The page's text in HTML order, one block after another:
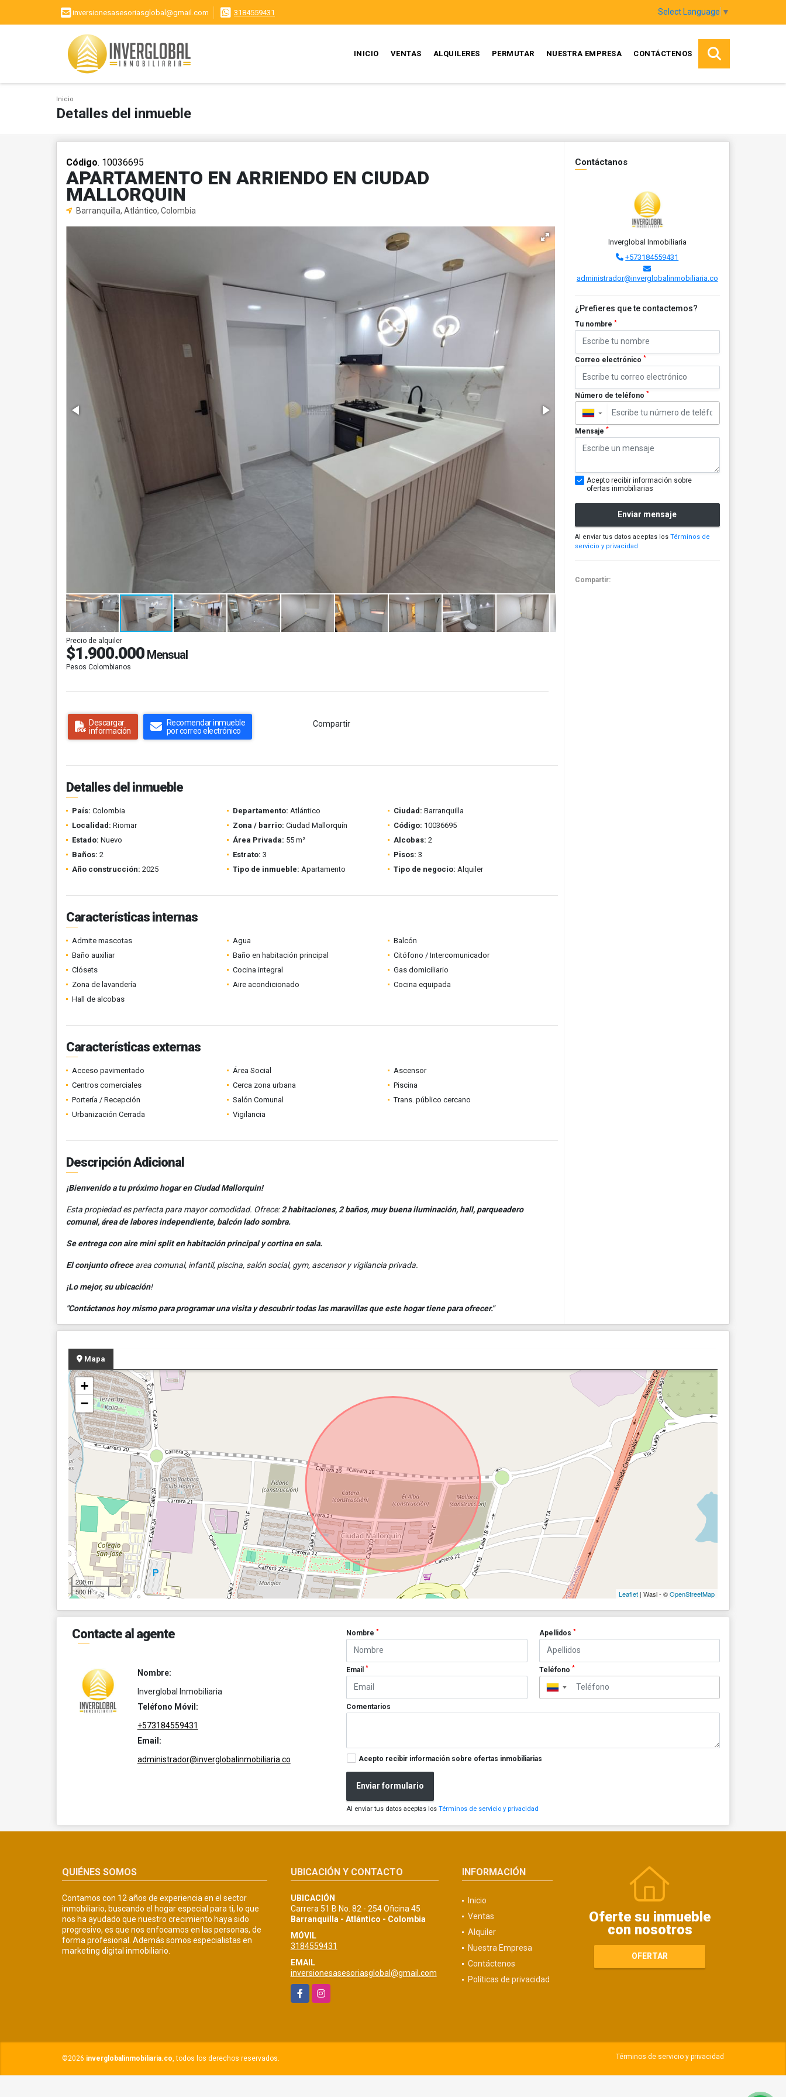
inversionesasesoriasglobal@gmail.com 3184559431 Select Language ▼
INICIO VENTAS ALQUILERES PERMUTAR NUESTRA EMPRESA CONTÁCTENOS
Inicio
Detalles del inmueble
Código. 10036695
APARTAMENTO EN ARRIENDO EN CIUDAD
MALLORQUIN
Barranquilla, Atlántico, Colombia
Precio de alquiler
$1.900.000 Mensual
Pesos Colombianos
Descargar
información
Recomendar inmueble
por correo electrónico
Compartir
Detalles del inmueble
País: Colombia Departamento: Atlántico Ciudad: Barranquilla
Localidad: Riomar Zona / barrio: Ciudad Mallorquín Código: 10036695
Estado: Nuevo Área Privada: 55 m² Alcobas: 2
Baños: 2 Estrato: 3 Pisos: 3
Año construcción: 2025 Tipo de inmueble: Apartamento Tipo de negocio: Alquiler
Características internas
Admite mascotas Agua
Balcón
Baño auxiliar
Baño en habitación principal
Citófono / Intercomunicador
Clósets
Cocina integral
Gas domiciliario
Zona de lavandería
Aire acondicionado
Cocina equipada
Hall de alcobas
Características externas
Acceso pavimentado Área Social
Ascensor
Centros comerciales
Cerca zona urbana
Piscina
Portería / Recepción
Salón Comunal
Trans. público cercano
Urbanización Cerrada
Vigilancia
Descripción Adicional
¡Bienvenido a tu próximo hogar en Ciudad Mallorquin!
Esta propiedad es perfecta para mayor comodidad. Ofrece:2 habitaciones, 2 baños, muy buena iluminación, hall, parqueadero
comunal, área de labores independiente, balcón lado sombra.
Se entrega con aire mini split en habitación principal y cortina en sala.
El conjunto ofrecearea comunal, infantil, piscina, salón social, gym, ascensor y vigilancia privada.
¡Lo mejor, su ubicación!
"Contáctanos hoy mismo para programar una visita y descubrir todas las maravillas que este hogar tiene para ofrecer."
Contáctanos
Inverglobal Inmobiliaria
+573184559431
administrador@inverglobalinmobiliaria.co
¿Prefieres que te contactemos?
Tu nombre *
Correo electrónico *
Número de teléfono *
▼
Mensaje *
Acepto recibir información sobre
ofertas inmobiliarias
Enviar mensaje
Al enviar tus datos aceptas los Términos de
servicio y privacidad
Compartir:
Mapa
+
−
200 m
500 ft
Leaflet | Wasi - ©OpenStreetMap
Contacte al agente
Nombre:
Inverglobal Inmobiliaria
Teléfono Móvil:
+573184559431
Email:
administrador@inverglobalinmobiliaria.co
Nombre* Apellidos *
Email* Teléfono *
▼
Comentarios
Acepto recibir información sobre ofertas inmobiliarias
Enviar formulario
Al enviar tus datos aceptas losTérminos de servicio y privacidad
QUIÉNES SOMOS
Contamos con 12 años de experiencia en el sector
inmobiliario, buscando el hogar especial para ti, lo que
nos ha ayudado que nuestro crecimiento haya sido
progresivo, es que nos enfocamos en las personas, de
forma profesional. Además somos especialistas en
marketing digital inmobiliario.
UBICACIÓN Y CONTACTO
UBICACIÓN
Carrera 51 B No. 82 - 254 Oficina 45
Barranquilla - Atlántico - Colombia
MÓVIL
3184559431
EMAIL
inversionesasesoriasglobal@gmail.com
FacebookInstagram
INFORMACIÓN
Inicio
Ventas
Alquiler
Nuestra Empresa
Contáctenos
Políticas de privacidad
Oferte su inmueble
con nosotros
OFERTAR
©2026 inverglobalinmobiliaria.co, todos los derechos reservados. Términos de servicio y privacidad